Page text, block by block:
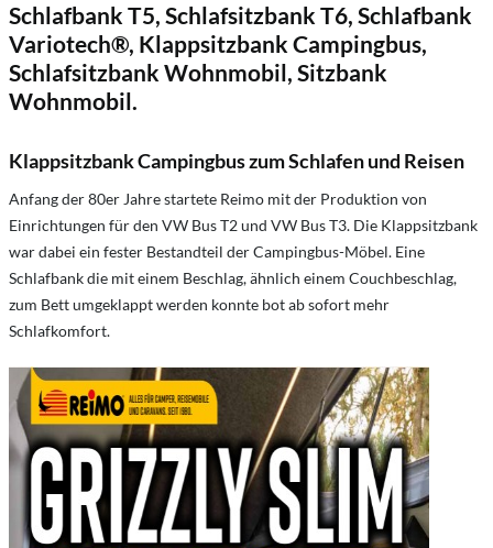
Schlafbank T5, Schlafsitzbank T6, Schlafbank
Variotech®, Klappsitzbank Campingbus,
Schlafsitzbank Wohnmobil, Sitzbank
Wohnmobil.
Klappsitzbank Campingbus zum Schlafen und Reisen
Anfang der 80er Jahre startete Reimo mit der Produktion von
Einrichtungen für den VW Bus T2 und VW Bus T3. Die Klappsitzbank
war dabei ein fester Bestandteil der Campingbus-Möbel. Eine
Schlafbank die mit einem Beschlag, ähnlich einem Couchbeschlag,
zum Bett umgeklappt werden konnte bot ab sofort mehr
Schlafkomfort.